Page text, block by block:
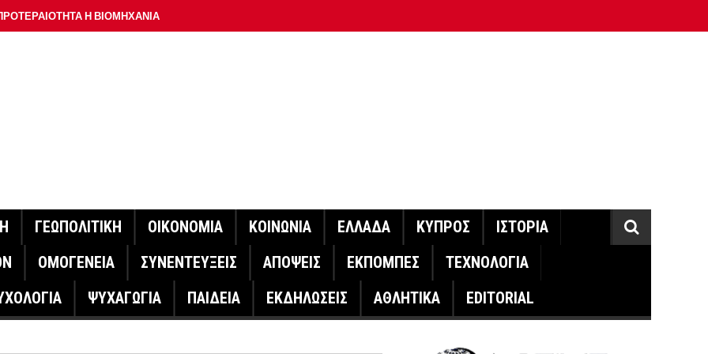
Η ΒΙΟΜΗΧΑΝΙΑ
Η ΠΛΑΤΦΟΡΜΑ
ΣΑΝ ΣΗΜΕΡΑ
Ο ΜΗΤΣΟΤΑΚΗΣ ΓΙΑ ΤΟΥΣ ΠΥΡΟΠΛΗΚΤΟΥΣ
ΕΡΕΥΝΗΤΗΣ ΣΤΗ ΔΑΝΙΑ ΣΧΕΔΙΑΖΕΙ DRONE ΓΙΑ ΤΗ
ΓΕΩΠΟΛΙΤΙΚΗ ΟΙΚΟΝΟΜΙΑ ΚΟΙΝΩΝΙΑ ΕΛΛΑΔΑ ΚΥΠΡΟΣ
ΙΣΤΟΡΙΑ
ΟΜΟΓΕΝΕΙΑ ΣΥΝΕΝΤΕΥΞΕΙΣ ΑΠΟΨΕΙΣ ΕΚΠΟΜΠΕΣ
ΤΕΧΝΟΛΟΓΙΑ
ΨΥΧΑΓΩΓΙΑ ΠΑΙΔΕΙΑ ΕΚΔΗΛΩΣΕΙΣ ΑΘΛΗΤΙΚΑ EDITORIAL